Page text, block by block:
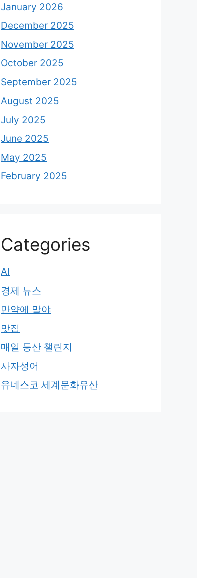
January 2026
December 2025
November 2025
October 2025
September 2025
August 2025
July 2025
June 2025
May 2025
February 2025
Categories
AI
경제 뉴스
만약에 말야
맛집
매일 등산 챌린지
사자성어
유네스코 세계문화유산